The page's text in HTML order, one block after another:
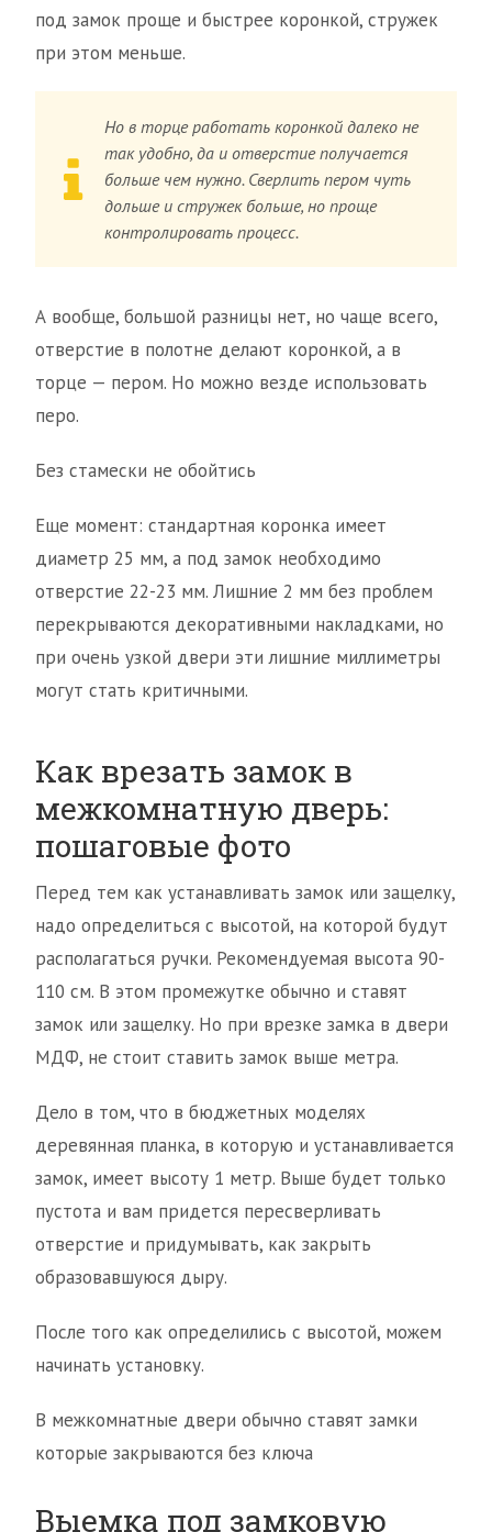
под замок проще и быстрее коронкой, стружек
при этом меньше.
Но в торце работать коронкой далеко не
так удобно, да и отверстие получается
больше чем нужно. Сверлить пером чуть
дольше и стружек больше, но проще
контролировать процесс.
А вообще, большой разницы нет, но чаще всего,
отверстие в полотне делают коронкой, а в
торце — пером. Но можно везде использовать
перо.
Без стамески не обойтись
Еще момент: стандартная коронка имеет
диаметр 25 мм, а под замок необходимо
отверстие 22-23 мм. Лишние 2 мм без проблем
перекрываются декоративными накладками, но
при очень узкой двери эти лишние миллиметры
могут стать критичными.
Как врезать замок в
межкомнатную дверь:
пошаговые фото
Перед тем как устанавливать замок или защелку,
надо определиться с высотой, на которой будут
располагаться ручки. Рекомендуемая высота 90-
110 см. В этом промежутке обычно и ставят
замок или защелку. Но при врезке замка в двери
МДФ, не стоит ставить замок выше метра.
Дело в том, что в бюджетных моделях
деревянная планка, в которую и устанавливается
замок, имеет высоту 1 метр. Выше будет только
пустота и вам придется пересверливать
отверстие и придумывать, как закрыть
образовавшуюся дыру.
После того как определились с высотой, можем
начинать установку.
В межкомнатные двери обычно ставят замки
которые закрываются без ключа
Выемка под замковую